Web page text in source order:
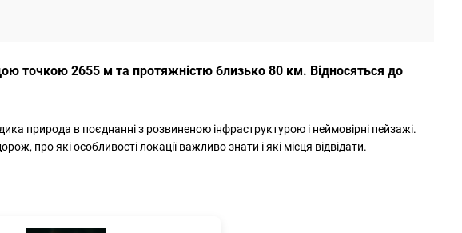
точкою 2655 м та протяжністю близько 80 км. Відносяться до
природа в поєднанні з розвиненою інфраструктурою і неймовірні пейзажі.
про які особливості локації важливо знати і які місця відвідати.